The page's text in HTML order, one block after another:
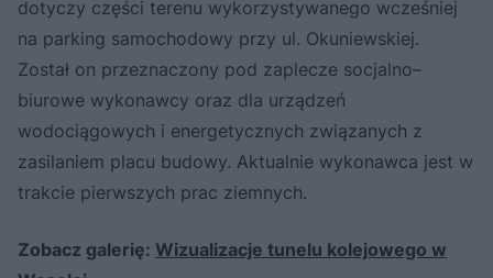
dotyczy części terenu wykorzystywanego wcześniej
na parking samochodowy przy ul. Okuniewskiej.
Został on przeznaczony pod zaplecze socjalno–
biurowe wykonawcy oraz dla urządzeń
wodociągowych i energetycznych związanych z
zasilaniem placu budowy. Aktualnie wykonawca jest w
trakcie pierwszych prac ziemnych.
Zobacz galerię: Wizualizacje tunelu kolejowego w